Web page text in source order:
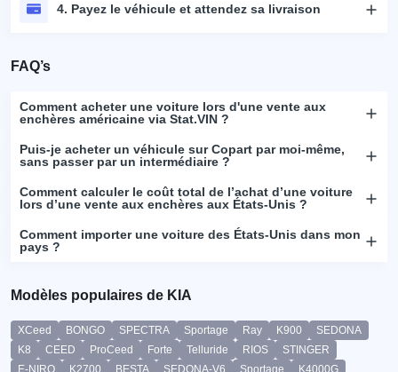
4. Payez le véhicule et attendez sa livraison
FAQ’s
Comment acheter une voiture lors d'une vente aux
enchères américaine via Stat.VIN ?
Puis-je acheter un véhicule sur Copart par moi-même,
sans passer par un intermédiaire ?
Comment calculer le coût total de l’achat d’une voiture
lors d’une vente aux enchères aux États-Unis ?
Comment importer une voiture des États-Unis dans mon
pays ?
Modèles populaires de KIA
XCeed BONGO SPECTRA Sportage Ray K900
SEDONA
K8
CEED ProCeed Forte Telluride RIOS
STINGER
E-NIRO
K2700 BESTA SEDONA-V6 Sportage
K4000G